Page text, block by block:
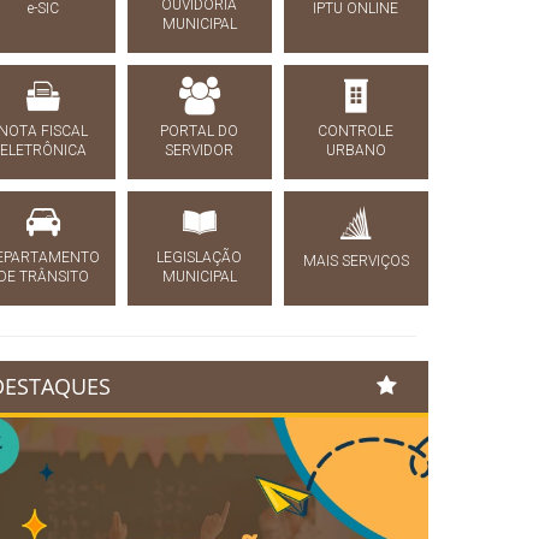
e-SIC
OUVIDORIA
MUNICIPAL
IPTU ONLINE
FISCAL
ELETRÔNICA
PORTAL DO
SERVIDOR
CONTROLE
URBANO
TRÂNSITO
LEGISLAÇÃO
MUNICIPAL
MAIS SERVIÇOS